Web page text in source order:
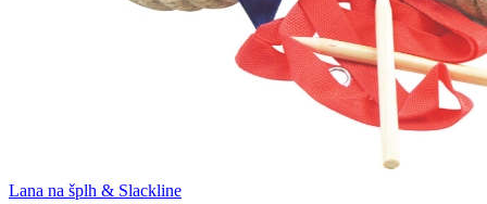
Lana na šplh & Slackline